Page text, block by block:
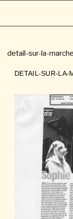
contenu
detail-sur-la-
DETAIL-SUR-LA-